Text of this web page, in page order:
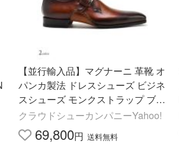
【並行輸入品】マグナーニ 革靴 オ
パンカ製法 ドレスシューズ ビジネ
スシューズ モンクストラップ ブラ
ック ブラウン 黒 茶 メンズ MAGN
ANNI 23131
クラウドシューカンパニーYahoo!
69,800円 送料無料